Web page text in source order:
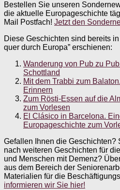
Bestellen Sie unseren
die aktuelle Europageschichte
Mail Postfach! Jetzt den
Diese Geschichten sind bereits
quer durch Europa” erschienen:
Wanderung von Pub zu
Schottland
Mit dem Trabbi zum
Erinnern
Zum Rösti-Essen auf die
zum Vorlesen
El Clásico in Barcelona.
Europageschichte zum
Gefallen Ihnen die Geschichten?
nach weiteren Geschichten für
und Menschen mit Demenz?
aus dem Bereich der
Materialien für die
informieren wir Sie hier!